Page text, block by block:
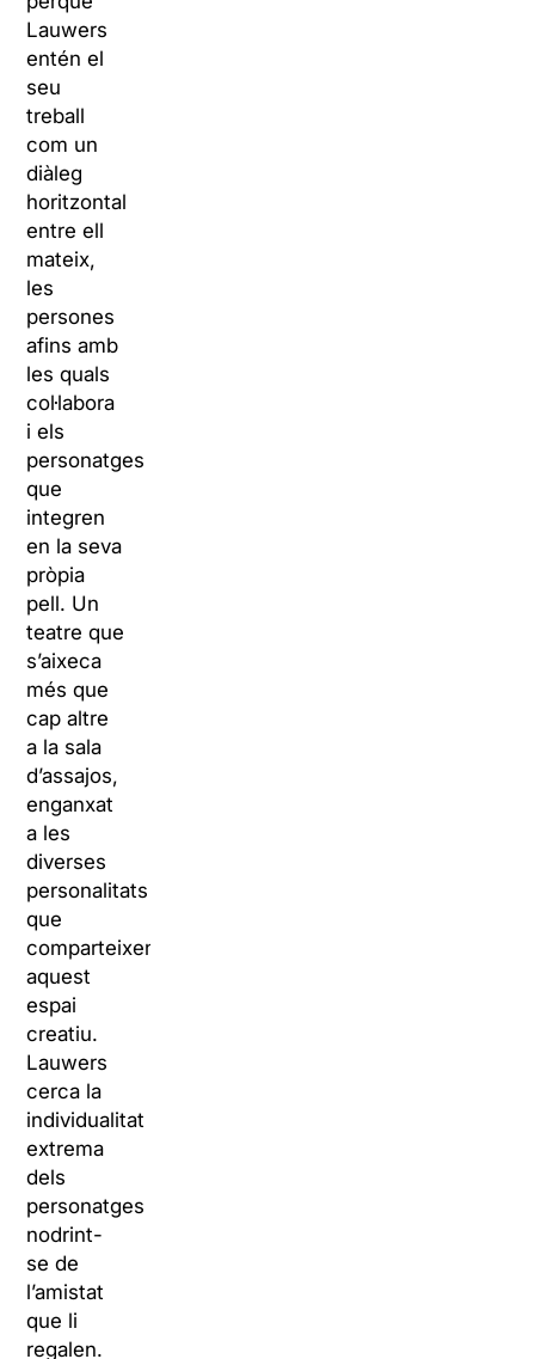
Lauwers
entén el
seu
treball
com un
diàleg
horitzontal
entre ell
mateix,
les
persones
afins amb
les quals
col·labora
i els
personatges
que
integren
en la seva
pròpia
pell. Un
teatre que
s’aixeca
més que
cap altre
a la sala
d’assajos,
enganxat
a les
diverses
personalitats
que
comparteixen
aquest
espai
creatiu.
Lauwers
cerca la
individualitat
extrema
dels
personatges
nodrint-
se de
l’amistat
que li
regalen.